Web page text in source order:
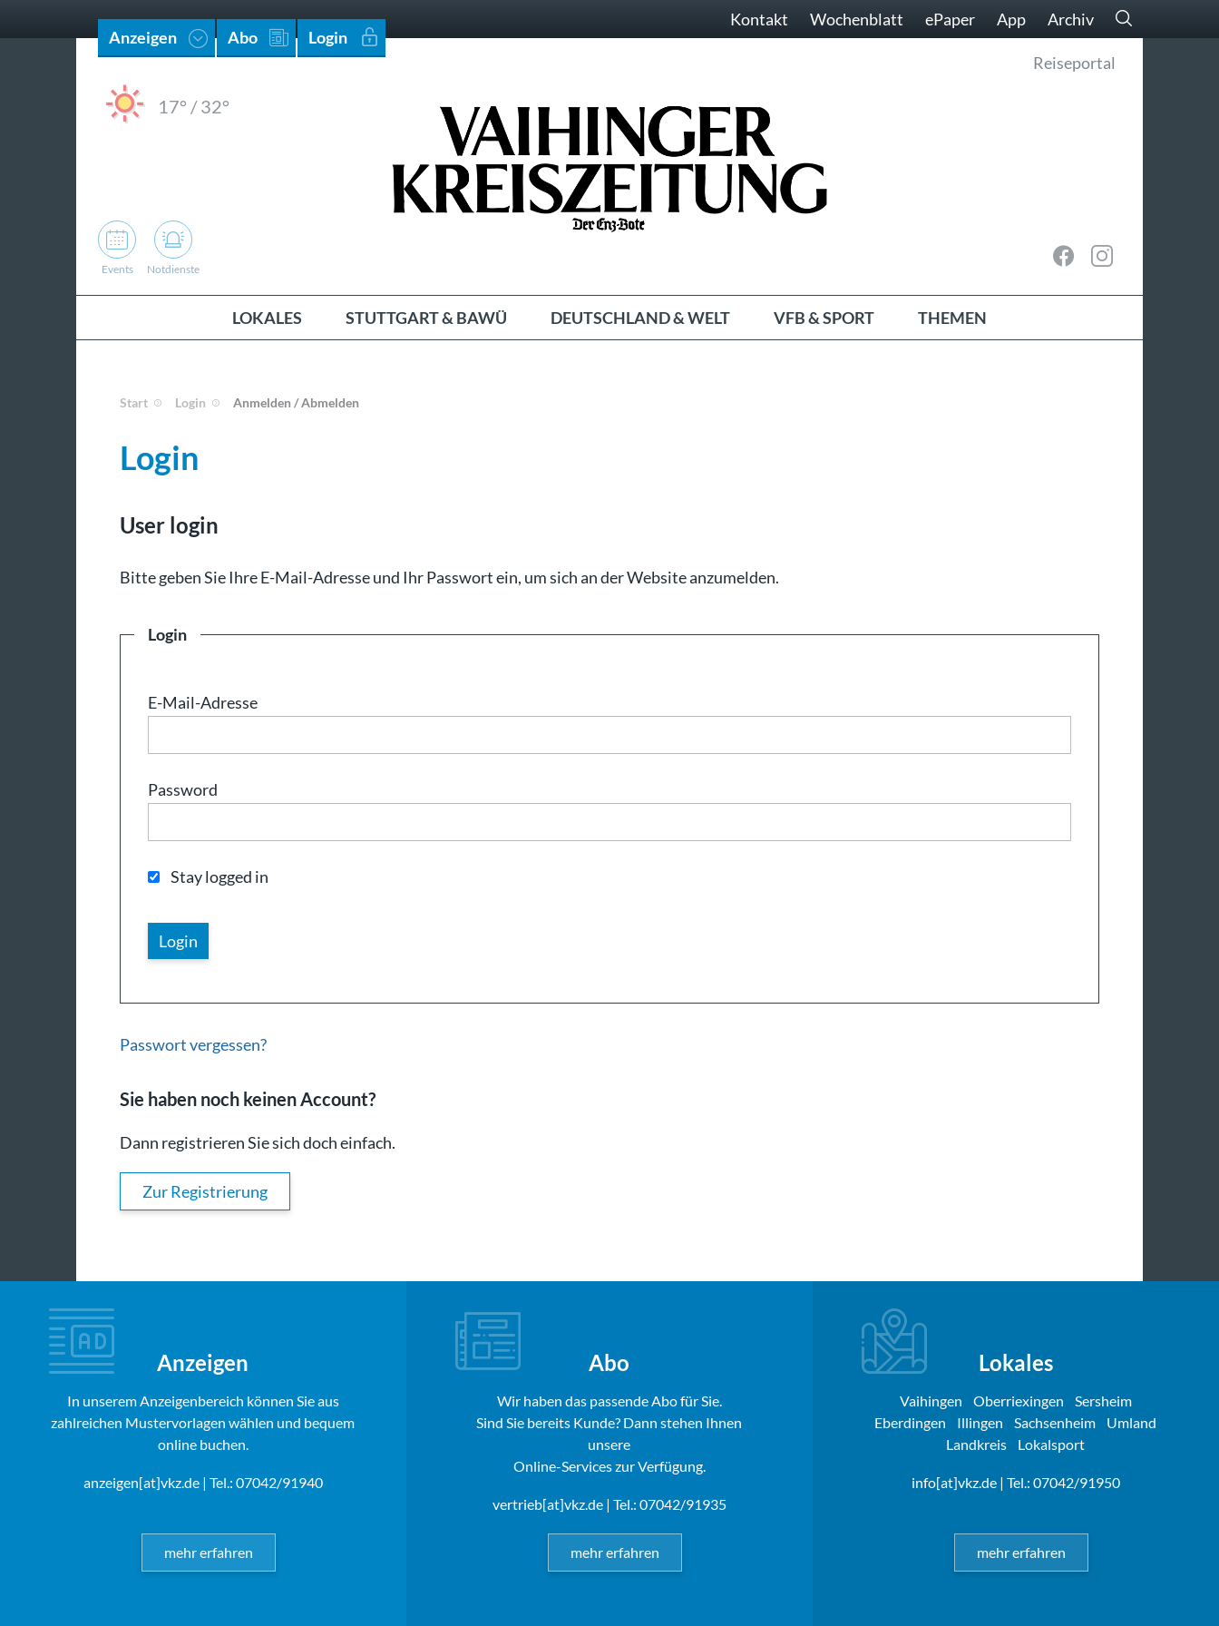
Anzeigen Abo Login
Kontakt Wochenblatt ePaper App Archiv
17° /32°
Reiseportal
Events Notdienste
LOKALES STUTTGART & BAWÜ DEUTSCHLAND & WELT VFB & SPORT THEMEN
Start Login Anmelden / Abmelden
Login
User login
Bit­te ge­ben Sie Ih­re E-Mail-Adresse und Ihr Pass­wort ein, um sich an der Web­site an­zu­mel­den.
Login
E-Mail-Adresse
Password
Stay logged in
Passwort vergessen?
Sie haben noch keinen Account?
Dann registrieren Sie sich doch einfach.
Zur Registrierung
Anzeigen
In unserem Anzeigenbereich können Sie aus
zahlreichen Mustervorlagen wählen und bequem
online buchen.
anzeigen[at]vkz.de| Tel.: 07042/91940
mehr erfahren
Abo
Wir haben das passende Abo für Sie.
Sind Sie bereits Kunde? Dann stehen Ihnen
unsere
Online-Services zur Verfügung.
vertrieb[at]vkz.de| Tel.: 07042/91935
mehr erfahren
Lokales
Vaihingen Oberriexingen
Sersheim
Eberdingen
Illingen Sachsenheim
Umland
Landkreis
Lokalsport
info[at]vkz.de| Tel.: 07042/91950
mehr erfahren